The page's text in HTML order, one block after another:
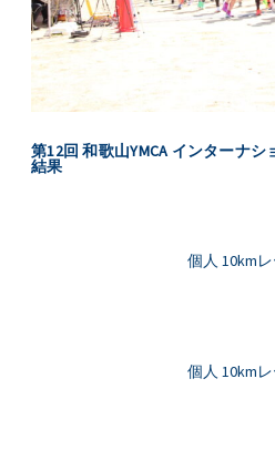
第12回 和歌山YMCA インターナ
結果
個人 10kmレ
個人 10kmレ